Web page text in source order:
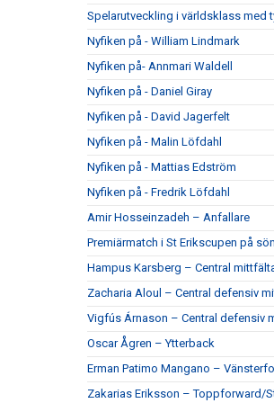
Spelarutveckling i världsklass med
Nyfiken på - William Lindmark
Nyfiken på- Annmari Waldell
Nyfiken på - Daniel Giray
Nyfiken på - David Jagerfelt
Nyfiken på - Malin Löfdahl
Nyfiken på - Mattias Edström
Nyfiken på - Fredrik Löfdahl
Amir Hosseinzadeh – Anfallare
Premiärmatch i St Erikscupen på
Hampus Karsberg – Central
Zacharia Aloul – Central defensiv
Vigfús Árnason – Central defensiv
Oscar Ågren – Ytterback
Erman Patimo Mangano –
Zakarias Eriksson – Toppforward/